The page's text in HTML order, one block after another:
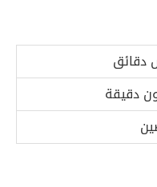
دقيقة